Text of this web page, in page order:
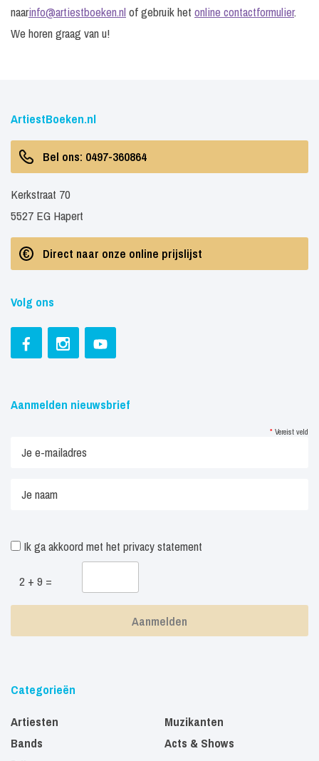
naarinfo@artiestboeken.nlof gebruik het online contactformulier.
We horen graag van u!
ArtiestBoeken.nl
Bel ons: 0497-360864
Kerkstraat 70
5527 EG Hapert
Direct naar onze online prijslijst
Volg ons
Aanmelden nieuwsbrief
* Vereist veld
Ik ga akkoord met het privacy statement
2 + 9 =
Categorieën
Artiesten
Bands
Muzikanten
Acts & Shows